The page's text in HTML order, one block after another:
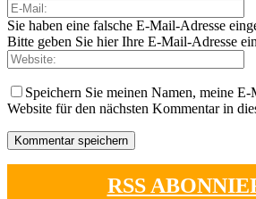
Sie haben eine falsche E-Mail-Adresse
Bitte geben Sie hier Ihre E-Mail-Adresse ein
Speichern Sie meinen Namen, meine
Website für den nächsten Kommentar in
RSS